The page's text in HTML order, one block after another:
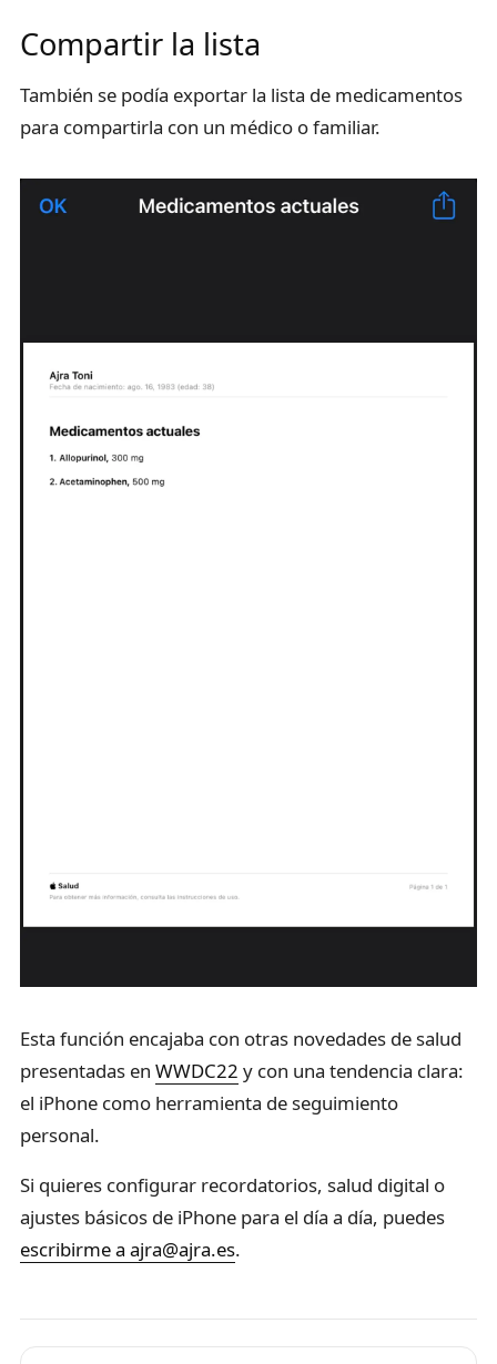
Compartir la lista
También se podía exportar la lista de medicamentos
para compartirla con un médico o familiar.
Esta función encajaba con otras novedades de salud
presentadas en WWDC22 y con una tendencia clara:
el iPhone como herramienta de seguimiento
personal.
Si quieres configurar recordatorios, salud digital o
ajustes básicos de iPhone para el día a día, puedes
escribirme a ajra@ajra.es.